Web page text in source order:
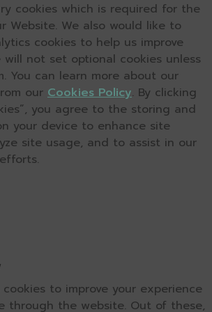
cookies which is required for the
Website. We also would like to
cookies to help us improve
will not set optional cookies unless
You can learn more about our
our Cookies Policy. By clicking
you agree to the storing and
your device to enhance site
site usage, and to assist in our
to improve your experience
through the website. Out of these,